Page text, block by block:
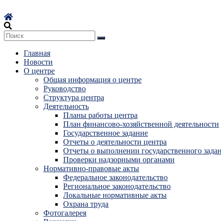
к
содержимому
Главная
Новости
О центре
Общая информация о центре
Руководство
Структура центра
Деятельность
Планы работы центра
План финансово-хозяйственной деятельности
Государственное задание
Отчеты о деятельности центра
Отчеты о выполнении государственного
Проверки надзорными органами
Нормативно-правовые акты
Федеральное законодательство
Региональное законодательство
Локальные нормативные акты
Охрана труда
Фотогалерея